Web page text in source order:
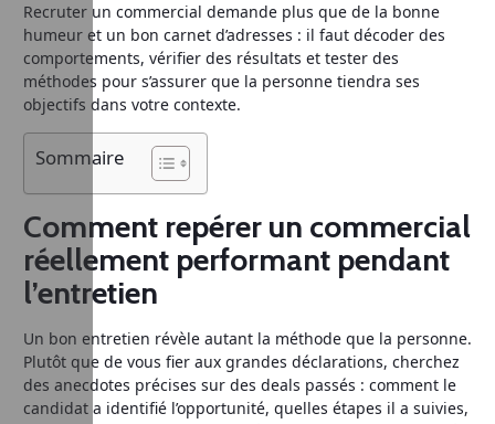
Recruter un commercial demande plus que de la bonne
humeur et un bon carnet d’adresses : il faut décoder des
comportements, vérifier des résultats et tester des
méthodes pour s’assurer que la personne tiendra ses
objectifs dans votre contexte.
Sommaire
Comment repérer un commercial
réellement performant pendant
l’entretien
Un bon entretien révèle autant la méthode que la personne.
Plutôt que de vous fier aux grandes déclarations, cherchez
des anecdotes précises sur des deals passés : comment le
candidat a identifié l’opportunité, quelles étapes il a suivies,